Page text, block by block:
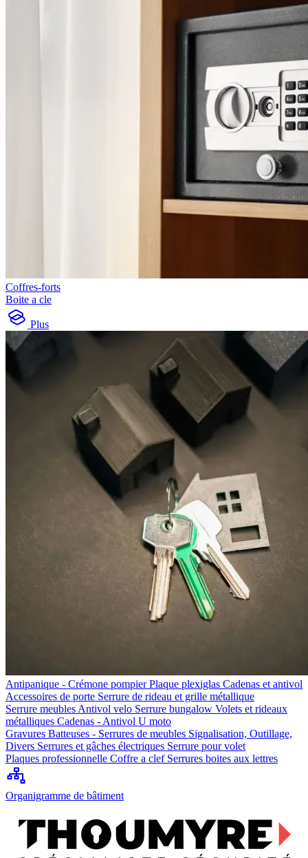
Coffres-forts
Boite a cle
Plus
Antipanique - Crémone pompierPlaque plexiglas Cadenas et antivol
Accessoires de porte Serrure de rideau et grille métallique
Serrure meubles Antivol velo Serrure bungalow Volets et rideaux
métalliques Cadenas - Antivol U moto
Gravures Batteuses - Serrures de meubles Signalisation, Outillage,
Divers Serrures et gâches électriques Serrure pour volet
Plaques professionnelle Coffre a clef Serrures boites aux lettres
Organigramme de bâtiment